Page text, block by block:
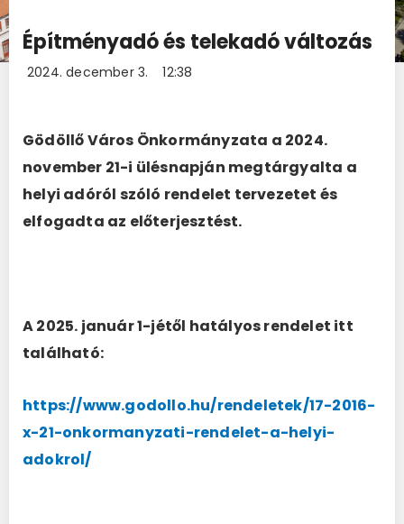
Építményadó és telekadó változás
2024. december 3. 12:38
Gödöllő Város Önkormányzata a 2024.
november 21-i ülésnapján megtárgyalta a
helyi adóról szóló rendelet tervezetet és
elfogadta az előterjesztést.
A 2025. január 1-jétől hatályos rendelet itt
található:
https://www.godollo.hu/rendeletek/17-2016-
x-21-onkormanyzati-rendelet-a-helyi-
adokrol/